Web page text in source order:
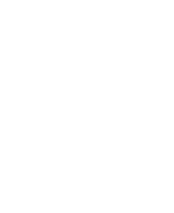
tauschen. Nach
etwa das Tedee
Lock SX-33
an der Türinnenseite auf den
Dieser lässt sich in der
sodass das elektronische
Euro-Profiltüren passt.
für den neuen Zylinder sind
natürlich enthalten.